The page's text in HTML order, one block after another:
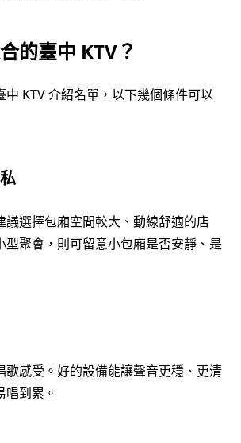
的臺中 KTV？
中 KTV 介紹名單，以下幾個條件可以
議選擇包廂空間較大、動線舒適的店
型聚會，則可留意小包廂是否安靜、是
歌感受。好的設備能讓聲音更穩、更清
唱到累。